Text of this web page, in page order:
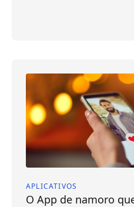
APLICATIVOS
O App de namoro